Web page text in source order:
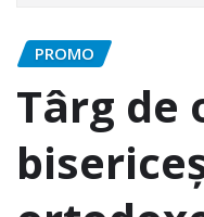
PROMO
Târg de